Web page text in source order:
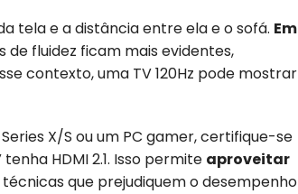
tela e a distância entre ela e o sofá. Em
de fluidez ficam mais evidentes,
contexto, uma TV 120Hz pode mostrar
X/S ou um PC gamer, certifique-se
HDMI 2.1. Isso permite aproveitar
que prejudiquem o desempenho